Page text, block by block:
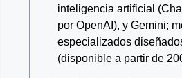
inteligencia artificial
por OpenAI), y Gemini;
especializados
(disponible a partir de